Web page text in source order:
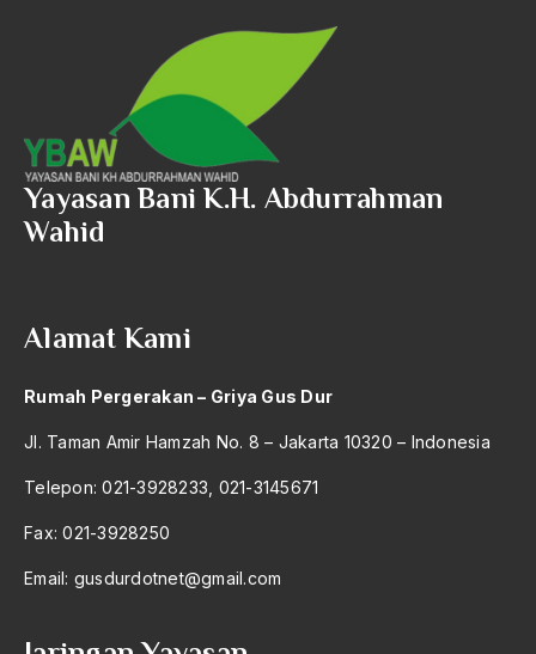
Alternatif Moral
Alternatif Nilai
Amangkurat
Amar Ma'ruf Nahi Munkar
ambisi politik
Ambivalen
ambon
Yayasan Bani K.H. Abdurrahman
Wahid
Alamat Kami
Rumah Pergerakan – Griya Gus Dur
Jl. Taman Amir Hamzah No. 8 – Jakarta 10320 – Indonesia
Telepon: 021-3928233, 021-3145671
Fax: 021-3928250
Email: gusdurdotnet@gmail.com